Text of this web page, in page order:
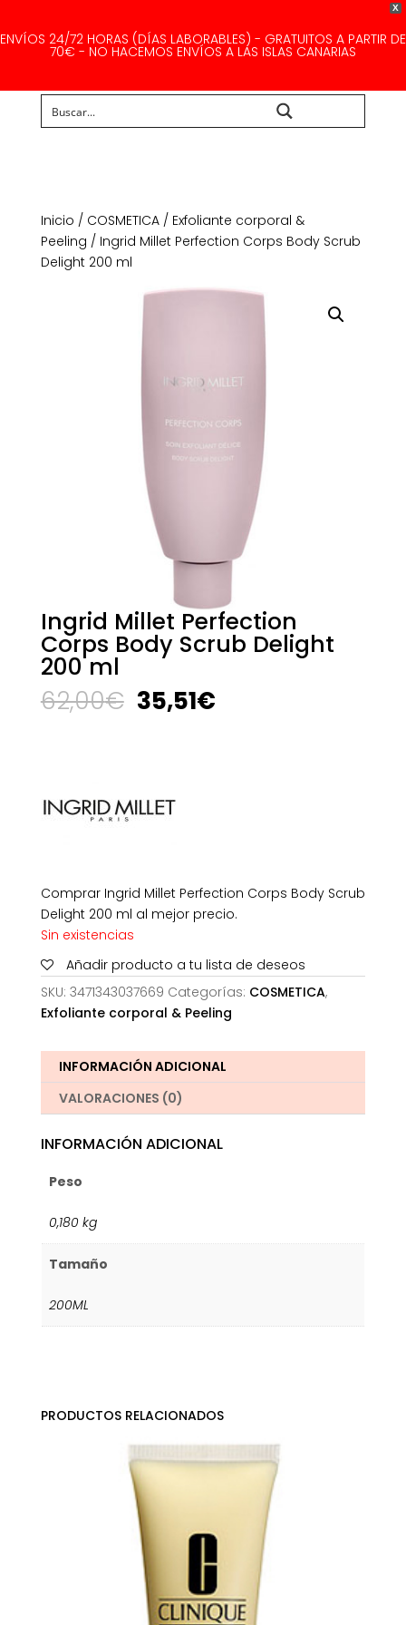
X
ENVÍOS 24/72 HORAS (DÍAS LABORABLES) - GRATUITOS A PARTIR DE
70€ - NO HACEMOS ENVÍOS A LAS ISLAS CANARIAS
Inicio / COSMETICA/ Exfoliante corporal &
Peeling / Ingrid Millet Perfection Corps Body Scrub
Delight 200 ml
Ingrid Millet Perfection
Corps Body Scrub Delight
200 ml
62,00€ El
precio
35,51€El
Comprar Ingrid Millet Perfection Corps Body Scrub
Delight 200 ml al mejor precio.
Sin existencias
Añadir producto a tu lista de deseos
SKU: 3471343037669 Categorías: COSMETICA,
Exfoliante corporal & Peeling
INFORMACIÓN ADICIONAL
VALORACIONES (0)
INFORMACIÓN ADICIONAL
Peso
0,180 kg
Tamaño
200ML
PRODUCTOS RELACIONADOS